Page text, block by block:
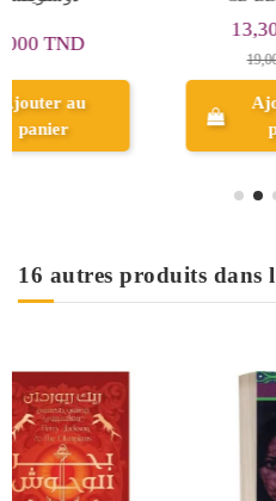
Ajouter au
16 autres produits dans